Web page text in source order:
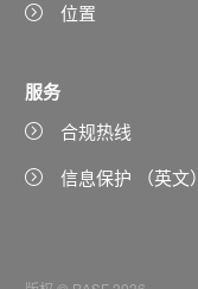
位置
服务
合规热线
信息保护 （英文）